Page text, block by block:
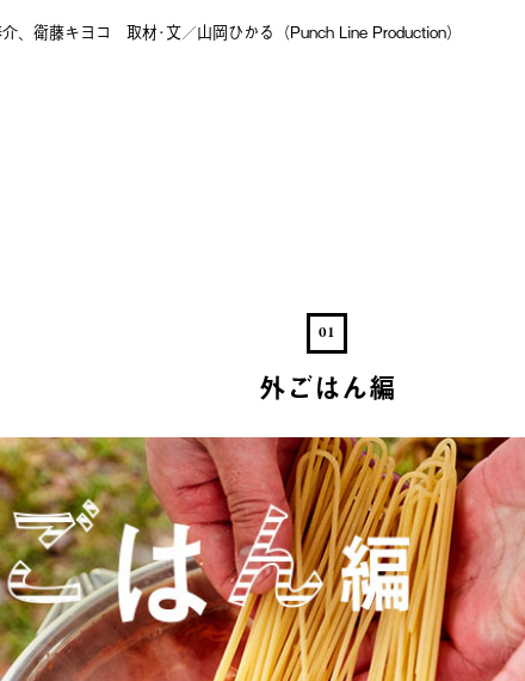
、衛藤キヨコ 取材･文／山岡ひかる（Punch Line Production）
01
外ごはん編